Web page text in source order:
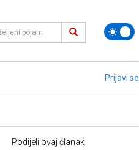
Prijavi se
Podijeli ovaj članak